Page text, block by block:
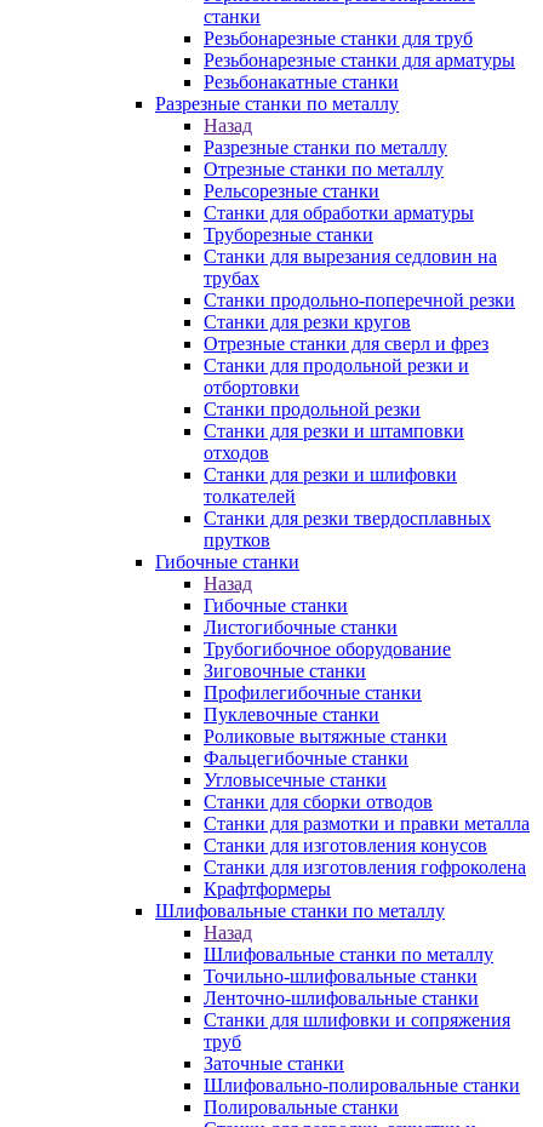
станки
Резьбонарезные станки для труб
Резьбонарезные станки для арматуры
Резьбонакатные станки
Разрезные станки по металлу
Назад
Разрезные станки по металлу
Отрезные станки по металлу
Рельсорезные станки
Станки для обработки арматуры
Труборезные станки
Станки для вырезания седловин на
трубаx
Станки продольно-поперечной резки
Станки для резки кругов
Отрезные станки для сверл и фрез
Станки для продольной резки и
отбортовки
Станки продольной резки
Станки для резки и штамповки
отходов
Станки для резки и шлифовки
толкателей
Станки для резки твердосплавных
прутков
Гибочные станки
Назад
Гибочные станки
Листогибочные станки
Трубогибочное оборудование
Зиговочные станки
Профилегибочные станки
Пуклевочные станки
Роликовые вытяжные станки
Фальцегибочные станки
Угловысечные станки
Станки для сборки отводов
Станки для размотки и правки металла
Станки для изготовления конусов
Станки для изготовления гофроколена
Крафтформеры
Шлифовальные станки по металлу
Назад
Шлифовальные станки по металлу
Точильно-шлифовальные станки
Ленточно-шлифовальные станки
Станки для шлифовки и сопряжения
труб
Заточные станки
Шлифовально-полировальные станки
Полировальные станки